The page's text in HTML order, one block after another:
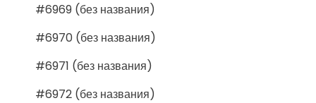
#6969 (без названия)
#6970 (без названия)
#6971 (без названия)
#6972 (без названия)